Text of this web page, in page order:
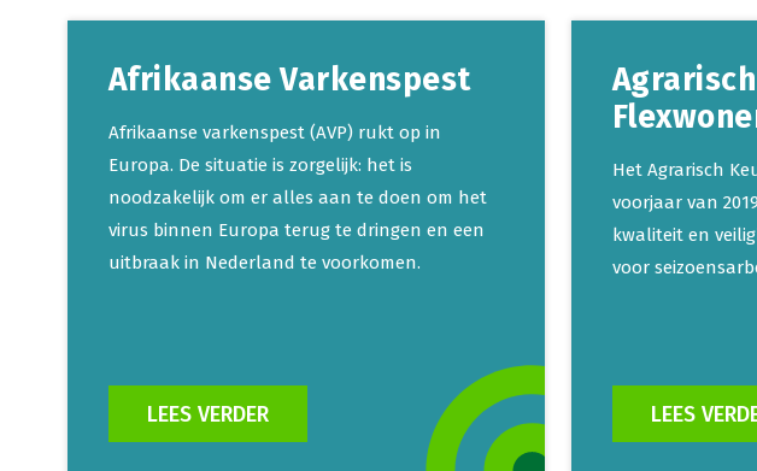
Afrikaanse Varkenspest
Afrikaanse varkenspest (AVP) rukt op in
Europa. De situatie is zorgelijk: het is
noodzakelijk om er alles aan te doen om het
virus binnen Europa terug te dringen en een
uitbraak in Nederland te voorkomen.
LEES VERDER
Het Agrarisch
voorjaar van
kwaliteit en
voor
LEES